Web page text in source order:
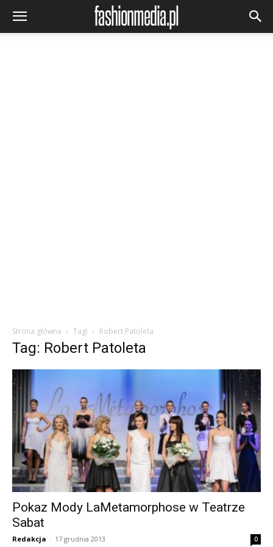
Strona główna Tagi Robert Patoleta
Tag: Robert Patoleta
Pokaz Mody LaMetamorphose w Teatrze
Sabat
Redakcja - 17 grudnia 2013 0